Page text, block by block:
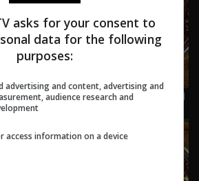
اسرار الفلك مع جاكلين عقيقي | من ١١ الى ١٧ تموز ٢٠٢٦ | 2026
asks for your consent to
data for the following
purposes:
advertising and content, advertising and
audience research and
access information on a device